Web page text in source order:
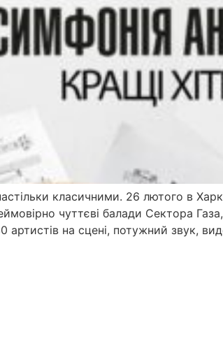
класичними. 26 лютого в
чуттєві балади Сектора
артистів на сцені, потужний